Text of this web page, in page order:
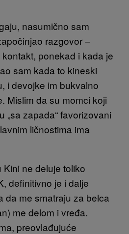
nasumično sam
razgovor –
ponekad i kada je
sam kada to kineski
i devojke im bukvalno
Mislim da su momci koji
„sa zapada“ favorizovani
ličnostima ima
ne deluje toliko
definitivno je i dalje
da me smatraju za belca
me delom i vređa.
preovlađujuće